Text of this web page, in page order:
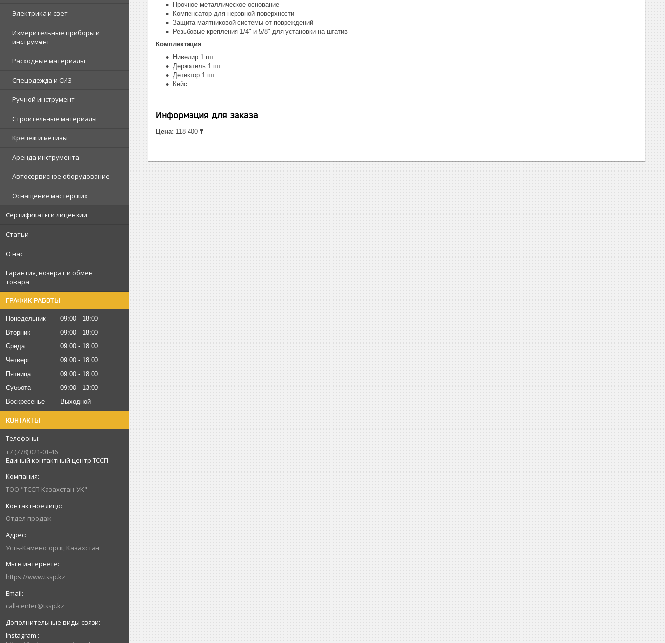
Электрика и свет
Измерительные приборы и
инструмент
Расходные материалы
Спецодежда и СИЗ
Ручной инструмент
Строительные материалы
Крепеж и метизы
Аренда инструмента
Автосервисное оборудование
Оснащение мастерских
Сертификаты и лицензии
Статьи
О нас
Гарантия, возврат и обмен
товара
ГРАФИК РАБОТЫ
Понедельник 09:00
18:00
Вторник
09:00
18:00
Среда
09:00
18:00
Четверг
09:00
18:00
Пятница
09:00
18:00
Суббота
09:00
13:00
Воскресенье
Выходной
КОНТАКТЫ
+7 (778) 021-01-46
Единый контактный центр ТССП
ТОО "ТССП Казахстан-УК"
Отдел продаж
Усть-Каменогорск, Казахстан
https://www.tssp.kz
call-center@tssp.kz
Instagram
Прочное металлическое основание
Компенсатор для неровной поверхности
Защита маятниковой системы от повреждений
Резьбовые крепления 1/4" и 5/8" для установки на штатив
Комплектация:
Нивелир 1 шт.
Держатель 1 шт.
Детектор 1 шт.
Кейс
Информация для заказа
Цена: 118 400 ₸